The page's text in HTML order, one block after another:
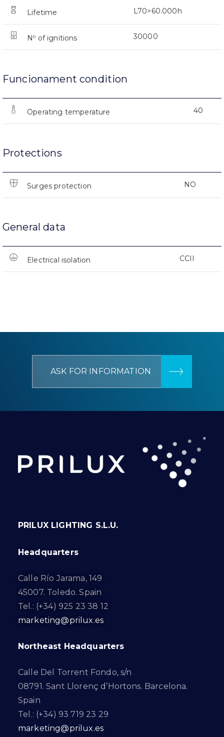
Lifetime L70>60.000h
Nº of ignitions 30000
Funcionament condition
Operating temperature 40
Protections
Surges protection NO
General data
Electrical isolation CCII
ASK FOR INFORMATION
PRILUX LIGHTING S.L.U.
Headquarters
Calle Río Jarama, 149
45007. Toledo. Spain
Tel.: (+34) 925 23 38 12
marketing@prilux.es
Northeast Headquarters
Calle Del Torrent Fondo, s/n
08791. Sant Llorenç d’Hortons. Barcelona.
Spain
Tel.: (+34) 93 719 23 29
marketing@prilux.es